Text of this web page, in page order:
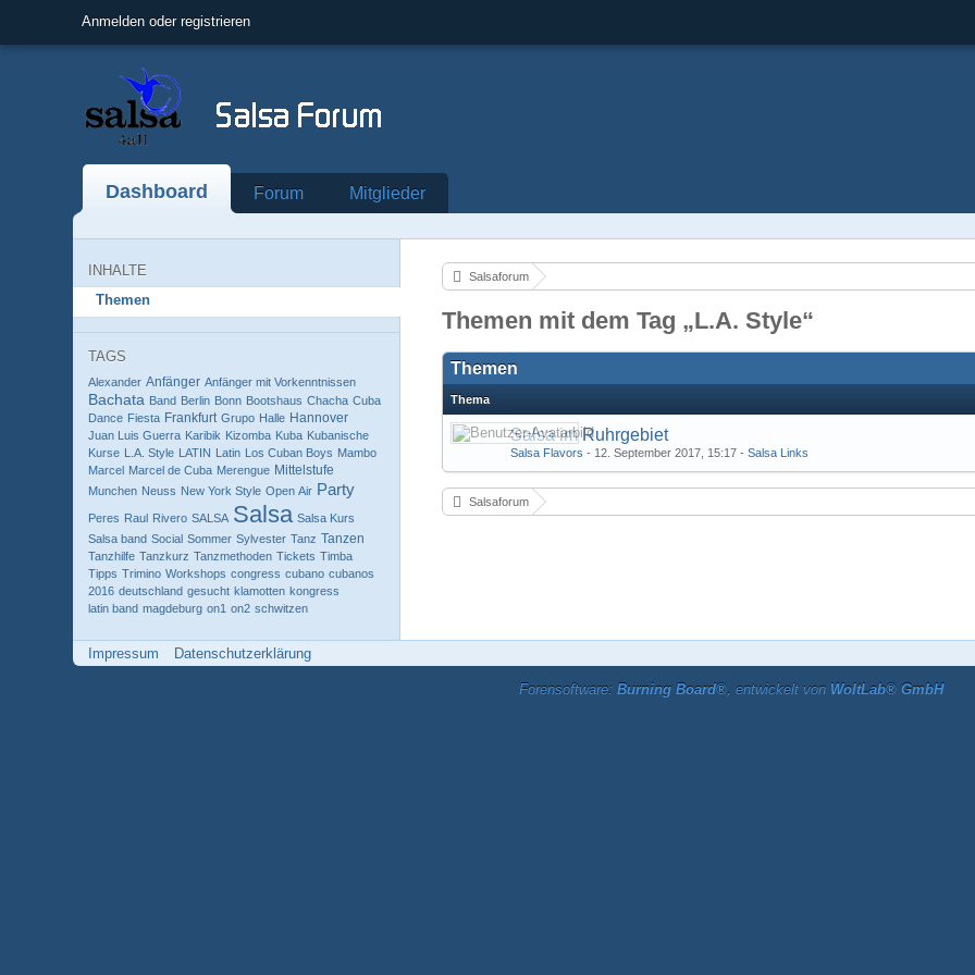
Anmelden oder registrieren
Dashboard Forum Mitglieder
INHALTE
Themen
TAGS
Alexander Anfänger Anfänger mit Vorkenntnissen
Bachata Band Berlin Bonn Bootshaus Chacha Cuba
Dance Fiesta Frankfurt Grupo Halle Hannover
Juan Luis Guerra Karibik Kizomba Kuba Kubanische
Kurse L.A. Style LATIN Latin Los Cuban Boys Mambo
Marcel Marcel de Cuba Merengue Mittelstufe
Munchen Neuss New York Style Open Air Party
Peres Raul Rivero SALSA Salsa Salsa Kurs
Salsa band Social Sommer Sylvester Tanz Tanzen
Tanzhilfe Tanzkurz Tanzmethoden Tickets Timba
Tipps Trimino Workshops congress cubano cubanos
2016 deutschland gesucht klamotten kongress
latin band magdeburg on1 on2 schwitzen
Salsaforum
Themen mit dem Tag „L.A. Style“
Themen
Thema
Salsa im Ruhrgebiet
Salsa Flavors - 12. September 2017, 15:17 -Salsa Links
Salsaforum
Impressum Datenschutzerklärung
Forensoftware: Burning Board®, entwickelt von WoltLab® GmbH